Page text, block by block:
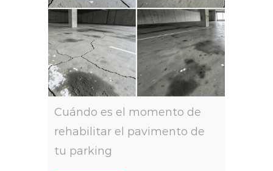
Cuándo es el momento de
rehabilitar el pavimento de
tu parking